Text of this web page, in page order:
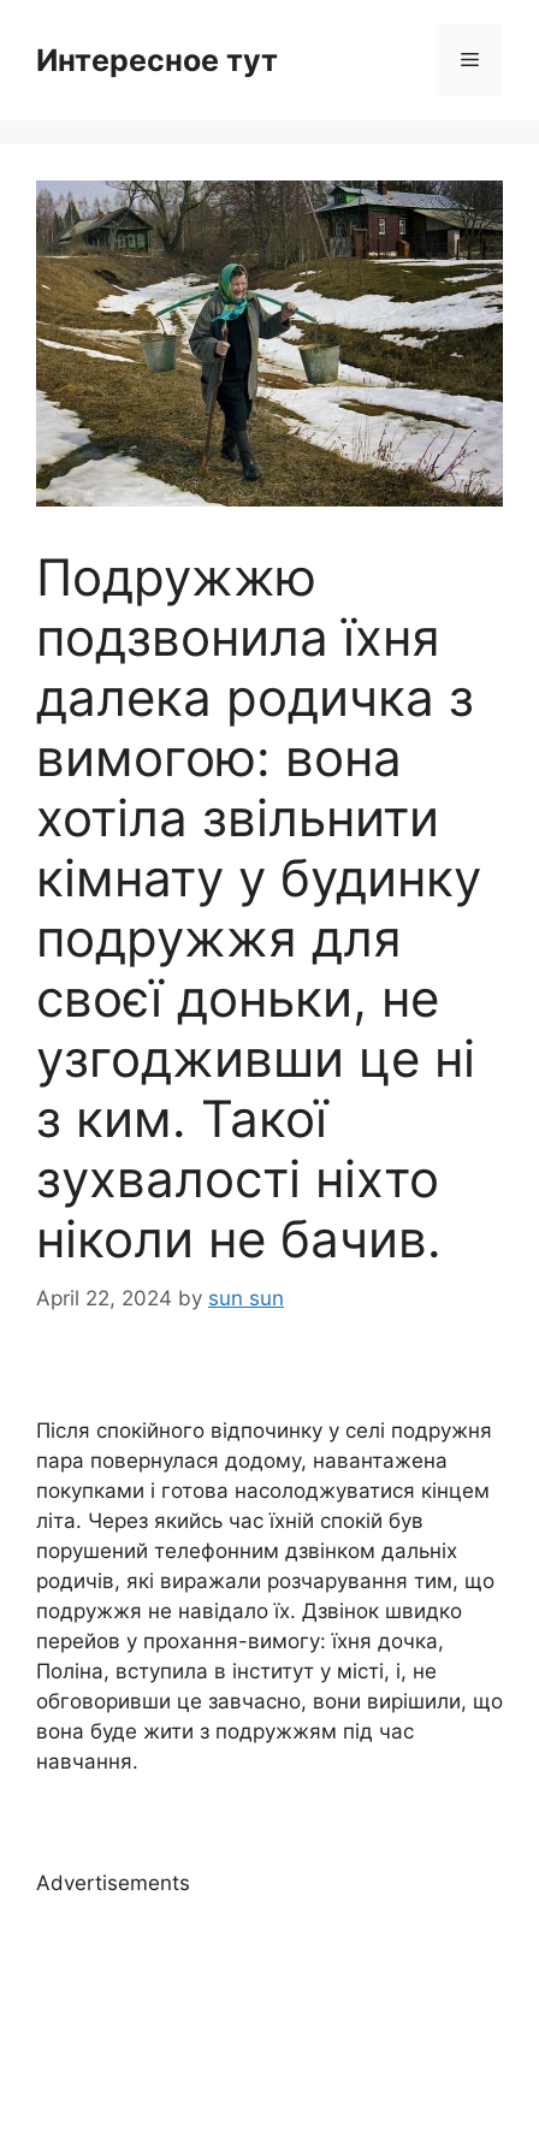
contentИнтересное тут Menu
Подружжю
подзвонила їхня
далека родичка з
вимогою: вона
хотіла звільнити
кімнату у будинку
подружжя для
своєї доньки, не
узгодживши це ні
з ким. Такої
зухвалості ніхто
ніколи не бачив.
April 22, 2024 by sun sun
Після спокійного відпочинку у селі подружня
пара повернулася додому, навантажена
покупками і готова насолоджуватися кінцем
літа. Через якийсь час їхній спокій був
порушений телефонним дзвінком дальніх
родичів, які виражали розчарування тим, що
подружжя не навідало їх. Дзвінок швидко
перейов у прохання-вимогу: їхня дочка,
Поліна, вступила в інститут у місті, і, не
обговоривши це завчасно, вони вирішили, що
вона буде жити з подружжям під час
навчання.
Advertisements